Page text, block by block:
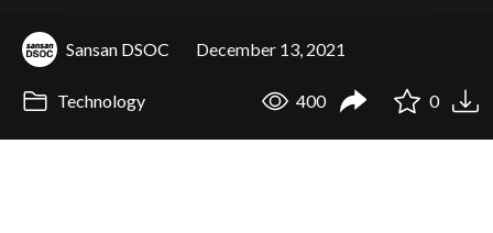
Sansan DSOC December 13, 2021
Technology 400 0